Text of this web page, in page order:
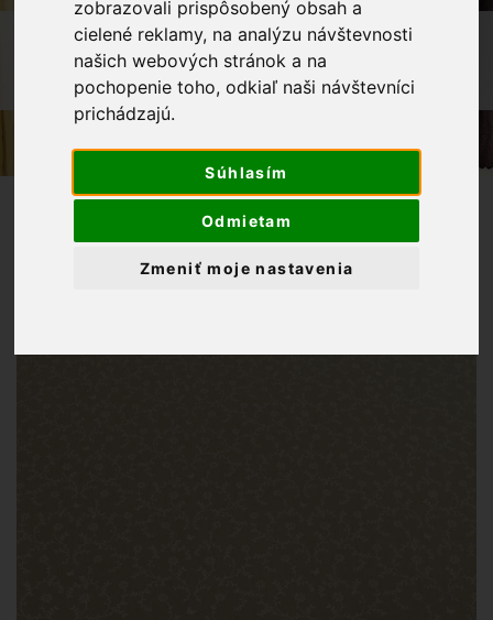
zobrazovali prispôsobený obsah a
cielené reklamy, na analýzu návštevnosti
našich webových stránok a na
pochopenie toho, odkiaľ naši návštevníci
prichádzajú.
Súhlasím
Odmietam
Zmeniť moje nastavenia
OBCHOD
LÁTKY METRÁŽ
BAVLNENÁ LÁTKA POPÍNAVÝ BIELY
KVET NA BÉŽOVOM PODKLADE